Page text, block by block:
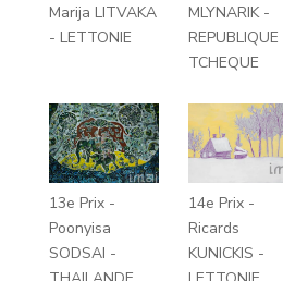
Marija LITVAKA
- LETTONIE
MLYNARIK -
REPUBLIQUE
TCHEQUE
13e Prix -
Poonyisa
SODSAI -
14e Prix -
Ricards
KUNICKIS -